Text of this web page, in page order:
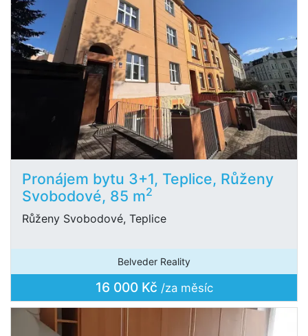
Pronájem bytu 3+1, Teplice, Růženy
Svobodové, 85 m2
Růženy Svobodové, Teplice
Belveder Reality
16 000 Kč /za měsíc